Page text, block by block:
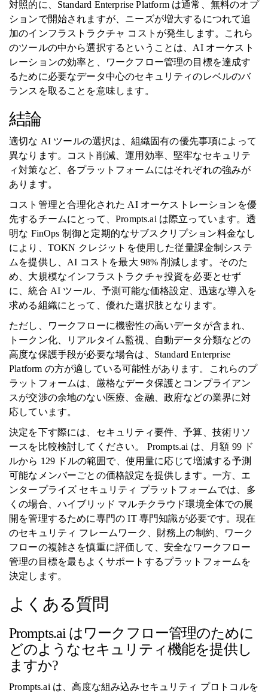
対照的に、Standard Enterprise Platform は通常、無料のオプ
ションで開始されますが、ニーズが増大するにつれて追
加のインフラストラクチャ コストが発生します。これら
のツールの中から選択するということは、AI オーケスト
レーションの効率と、ワークフロー管理の目標を達成す
るために必要なデータ中心のセキュリティのレベルのバ
ランスを取ることを意味します。
結論
適切な AI ツールの選択は、組織固有の優先事項によって
異なります。コスト削減、運用効率、堅牢なセキュリテ
ィ対策など、各プラットフォームにはそれぞれの強みが
あります。
コスト管理と合理化された AI オーケストレーションを優
先するチームにとって、Prompts.ai は際立っています。透
明な FinOps 制御と定期的なサブスクリプション料金なし
により、TOKN クレジットを使用した従量課金制システ
ムを提供し、AI コストを最大 98% 削減します。そのた
め、大規模なインフラストラクチャ投資を必要とせず
に、統合 AI ツール、予測可能な価格設定、迅速な導入を
求める組織にとって、優れた選択肢となります。
ただし、ワークフローに機密性の高いデータが含まれ、
トークン化、リアルタイム監視、自動データ分類などの
高度な保護手段が必要な場合は、Standard Enterprise
Platform の方が適している可能性があります。これらのプ
ラットフォームは、厳格なデータ保護とコンプライアン
スが交渉の余地のない医療、金融、政府などの業界に対
応しています。
決定を下す際には、セキュリティ要件、予算、技術リソ
ースを比較検討してください。 Prompts.ai は、月額 99 ド
ルから 129 ドルの範囲で、使用量に応じて増減する予測
可能なメンバーごとの価格設定を提供します。一方、エ
ンタープライズ セキュリティ プラットフォームでは、多
くの場合、ハイブリッド マルチクラウド環境全体での展
開を管理するために専門の IT 専門知識が必要です。現在
のセキュリティ フレームワーク、財務上の制約、ワーク
フローの複雑さを慎重に評価して、安全なワークフロー
管理の目標を最もよくサポートするプラットフォームを
決定します。
よくある質問
Prompts.ai はワークフロー管理のために
どのようなセキュリティ機能を提供し
ますか?
Prompts.ai は、高度な組み込みセキュリティ プロトコルを